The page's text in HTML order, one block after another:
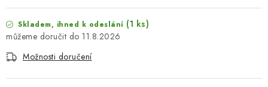
Skladem, ihned k odeslání (1 ks)
11.8.2026
Možnosti doručení